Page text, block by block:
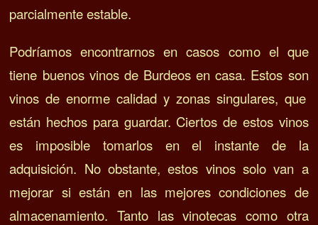
parcialmente estable.
Podríamos encontrarnos en casos como el que
tiene buenos vinos de Burdeos en casa. Estos son
vinos de enorme calidad y zonas singulares, que
están hechos para guardar. Ciertos de estos vinos
es imposible tomarlos en el instante de la
adquisición. No obstante, estos vinos solo van a
mejorar si están en las mejores condiciones de
almacenamiento. Tanto las vinotecas como otra